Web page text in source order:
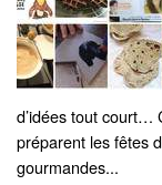
d’idées tout court…
préparent les fêtes
gourmandes...